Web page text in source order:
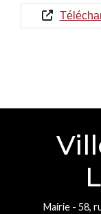
Mairie - 58,